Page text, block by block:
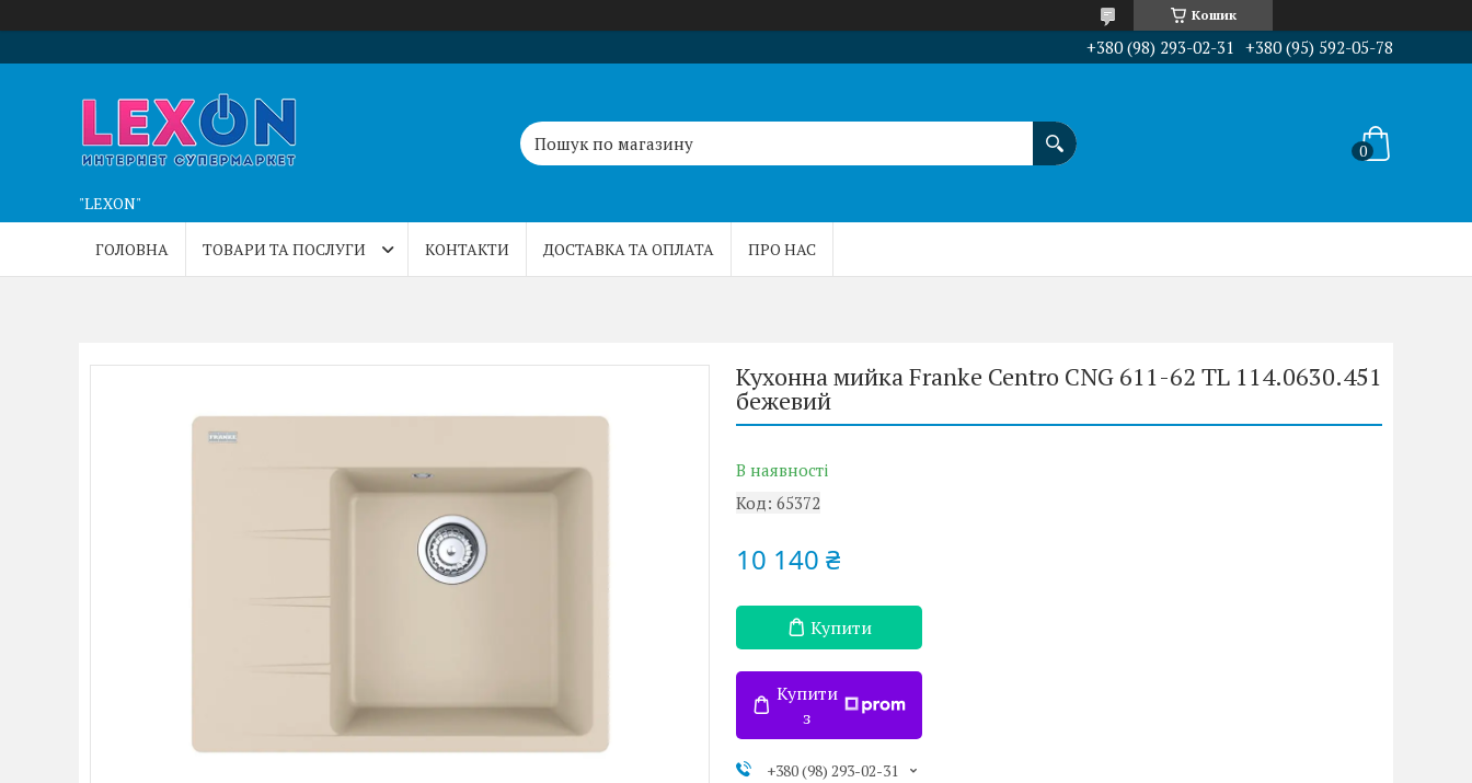
Кошик
+380 (98) 293-02-31 +380 (95) 592-05-78
"LEXON"
ГОЛОВНА ТОВАРИ ТА ПОСЛУГИ КОНТАКТИ ДОСТАВКА ТА ОПЛАТА ПРО НАС
Кухонна мийка Franke Centro CNG 611-62 TL 114.0630.451
бежевий
В наявності
Код: 65372
10 140 ₴
Купити
Купити
з
+380 (98) 293-02-31